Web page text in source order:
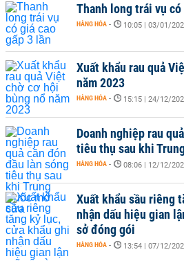
Thanh long trái vụ có
HÀNG HÓA - 10:05 | 03/01/
Xuất khẩu rau quả
năm 2023
HÀNG HÓA - 15:15 | 24/12/
Doanh nghiệp rau
tiêu thụ sau khi
HÀNG HÓA - 08:06 | 12/12/
Xuất khẩu sầu riêng
nhận dấu hiệu gian
sở đóng gói
HÀNG HÓA - 13:54 | 07/12/